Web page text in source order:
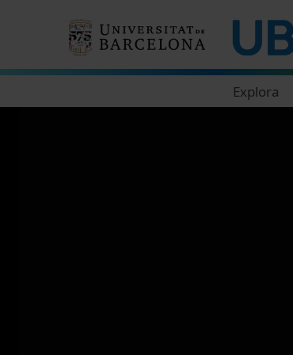
Explora